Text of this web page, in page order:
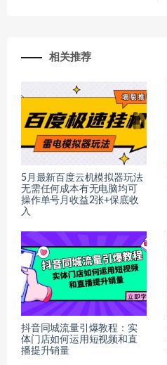
相关推荐
5月最新百度云机模拟器玩法
无需任何成本有无电脑均可
操作单号月收益2张+保底收
入
抖音同城流量引爆教程：实
体门店如何运用短视频和直
播提升销量